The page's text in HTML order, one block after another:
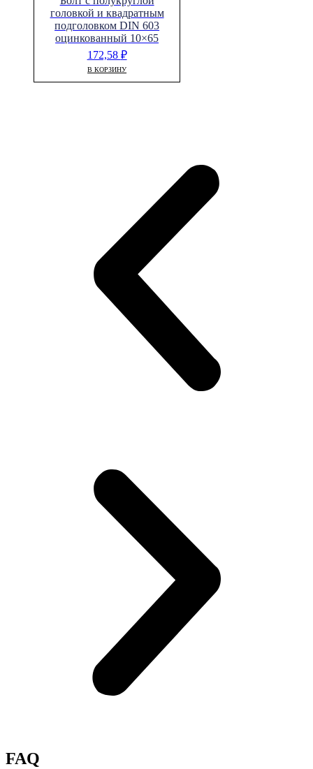
головкой и квадратным
подголовком DIN 603
оцинкованный 10×65
172,58 ₽
В КОРЗИНУ
FAQ